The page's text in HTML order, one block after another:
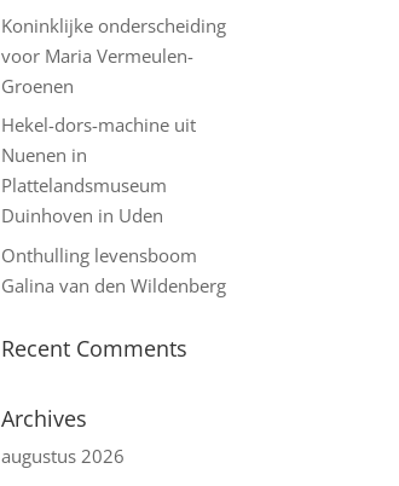
Koninklijke onderscheiding
voor Maria Vermeulen-
Groenen
Hekel-dors-machine uit
Nuenen in
Plattelandsmuseum
Duinhoven in Uden
Onthulling levensboom
Galina van den Wildenberg
Recent Comments
Archives
augustus 2026